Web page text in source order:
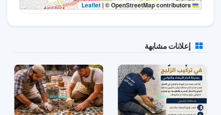
Leaflet
|© OpenStreetMap contributors
إعلانات مشابهة